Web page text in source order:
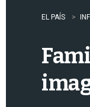
EL PAÍS